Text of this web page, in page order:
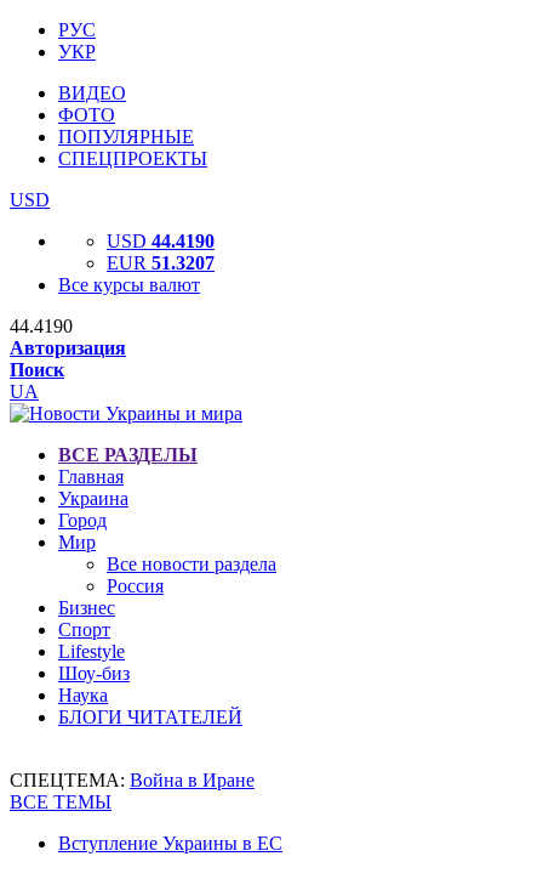
РУС
УКР
ВИДЕО
ФОТО
ПОПУЛЯРНЫЕ
СПЕЦПРОЕКТЫ
USD
USD 44.4190
EUR 51.3207
Все курсы валют
44.4190
Авторизация
Поиск
UA
ВСЕ РАЗДЕЛЫ
Главная
Украина
Город
Мир
Все новости раздела
Россия
Бизнес
Спорт
Lifestyle
Шоу-биз
Наука
БЛОГИ ЧИТАТЕЛЕЙ
СПЕЦТЕМА: Война в Иране
ВСЕ ТЕМЫ
Вступление Украины в ЕС